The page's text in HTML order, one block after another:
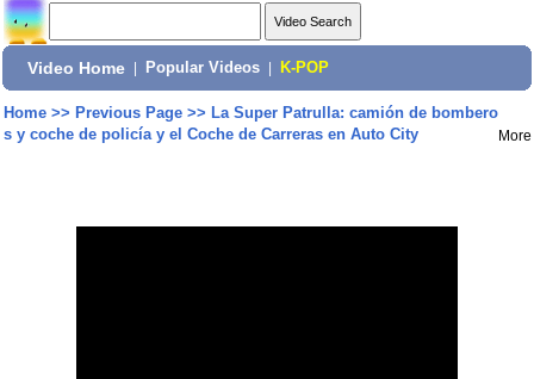
Video Home Popular Videos K-POP
Home>> Previous Page>> La Super Patrulla: camión de bombero
s y coche de policía y el Coche de Carreras en Auto City
More